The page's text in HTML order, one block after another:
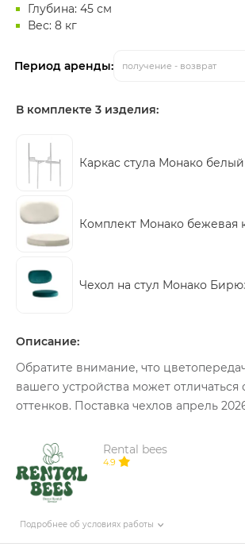
Глубина: 45 см
Вес: 8 кг
Период аренды: получение - возврат
В комплекте 3 изделия:
Каркас стула Монако
Комплект Монако бежевая
Чехол на стул Монако
Описание:
Обратите внимание, что
вашего устройства может отличаться
оттенков. Поставка чехлов апрель
Rental bees
4.9
Подробнее об условиях работы